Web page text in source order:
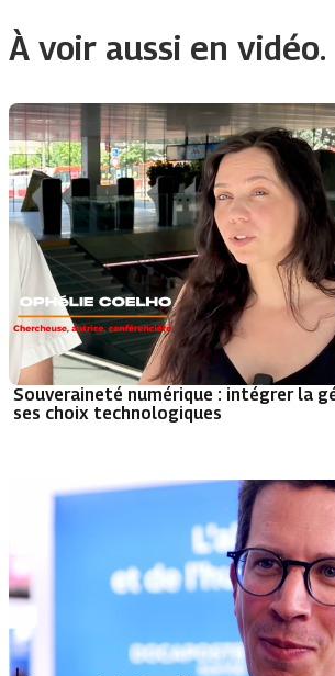
À voir aussi en vidéo.
Souveraineté numérique : intégrer la
ses choix technologiques